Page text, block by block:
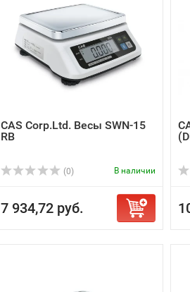
CAS Corp.Ltd. Весы SWN-15
RB
(0) В наличии
7 934,72 руб.